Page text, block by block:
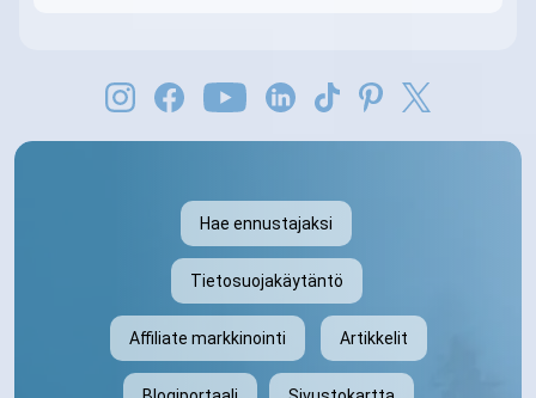
Hae ennustajaksi
Tietosuojakäytäntö
Affiliate markkinointi Artikkelit